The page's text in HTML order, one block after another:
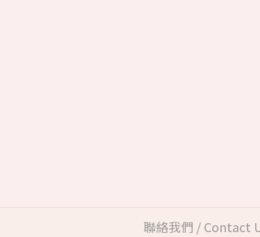
聯絡我們 / Contact